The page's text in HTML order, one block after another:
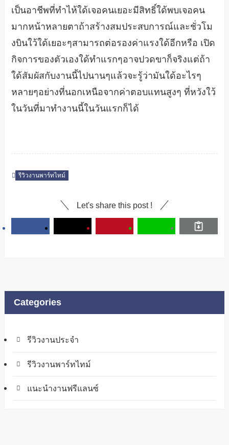
เป็นอาชีพที่ทำไห้ใด้เจอคนเยอะมีสิทธิ์ใด้พบเจอคน
มากหน้าหลายตาถ้าสร้างสมประสบการณ์และชั่วโม
งบินใว้ใด้เยอะๆสามารถต่อรองค่าแรงใด้อีกหรือ เปิด
กิจการของตัวเองใด้ทำแรกๆอาจปวดขาก็จริงแต่ถ้า
ใด้สัมผัสกับงานนี้ไปนานๆแล้วจะรู้ว่ามันใด้อะไรๆ
หลายๆอย่างที่นอกเหนือจากค่าตอบแทนสูงๆ ที่หวังใว้
ในวันที่มาทำงานนี้ในวันแรกก็ได้
รีวิวงานพาร์ทไทม์
Let's share this post !
Categories
รีวิวงานประจำ
รีวิวงานพาร์ทไทม์
แนะนำงานฟรีแลนซ์